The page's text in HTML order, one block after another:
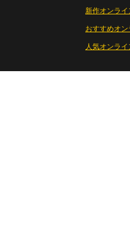
新作オンライ
おすすめオ
人気オンラ